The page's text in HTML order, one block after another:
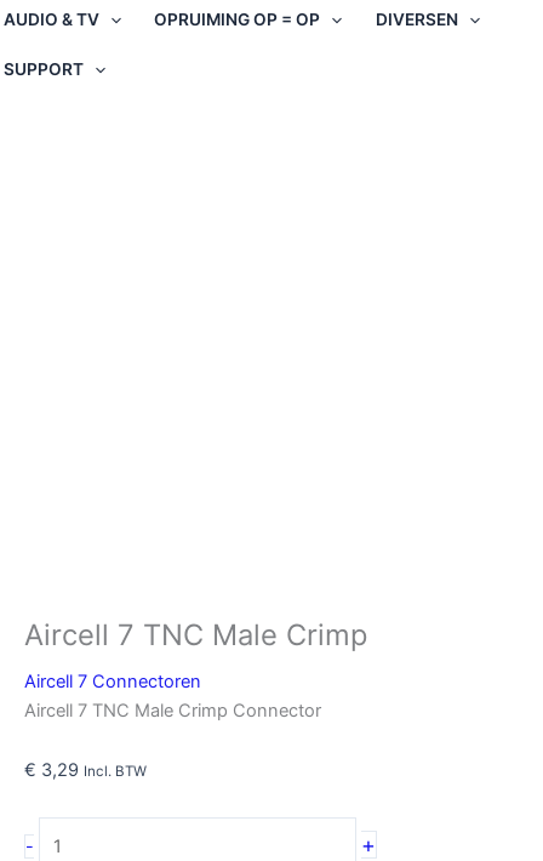
AUDIO & TV OPRUIMING OP = OP DIVERSEN
SUPPORT
Aircell 7 TNC Male Crimp
Aircell 7 Connectoren
Aircell 7 TNC Male Crimp Connector
€ 3,29 Incl. BTW
- +